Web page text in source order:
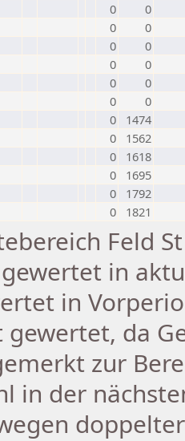
0
0
0
0
0
0
0
0
0
0
0
0
0
1474
0
1562
0
1618
0
1695
0
1792
0 1821
Feld
in
in
gewertet, da
zur
in der